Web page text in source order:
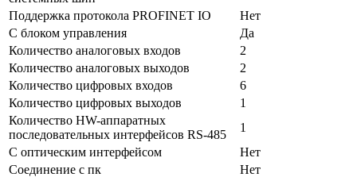
Поддержка протокола PROFINET IO
Нет
С блоком управления
Да
Количество аналоговых входов
2
Количество аналоговых выходов
2
Количество цифровых входов
6
Количество цифровых выходов
1
Количество HW-аппаратных
последовательных интерфейсов RS-485
1
С оптическим интерфейсом
Нет
Соединение с пк
Нет